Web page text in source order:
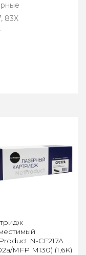
83X
N-CF217A
MFP M130) (1,6K)